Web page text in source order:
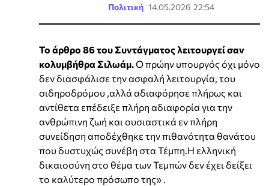
Πολιτική 14.05.2026 22:54
Το άρθρο 86 του Συντάγματος λειτουργεί σαν
κολυμβήθρα Σιλωάμ. Ο πρώην υπουργός όχι μόνο
δεν διασφάλισε την ασφαλή λειτουργία, του
σιδηροδρόμου ,αλλά αδιαφόρησε πλήρως και
αντίθετα επέδειξε πλήρη αδιαφορία για την
ανθρώπινη ζωή και ουσιαστικά εν πλήρη
συνείδηση αποδέχθηκε την πιθανότητα θανάτου
που δυστυχώς συνέβη στα Τέμπη.Η ελληνική
δικαιοσύνη στο θέμα των Τεμπών δεν έχει δείξει
το καλύτερο πρόσωπο της» .